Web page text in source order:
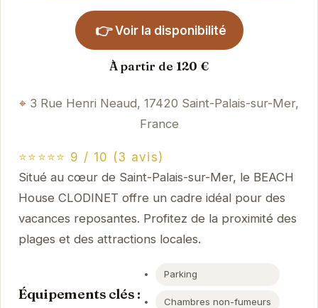
👉 Voir la disponibilité
À partir de 120 €
3 Rue Henri Neaud, 17420 Saint-Palais-sur-Mer,
France
⭐⭐⭐⭐⭐ 9 / 10 (3 avis)
Situé au cœur de Saint-Palais-sur-Mer, le BEACH
House CLODINET offre un cadre idéal pour des
vacances reposantes. Profitez de la proximité des
plages et des attractions locales.
Équipements clés :
Parking
Chambres non-fumeurs